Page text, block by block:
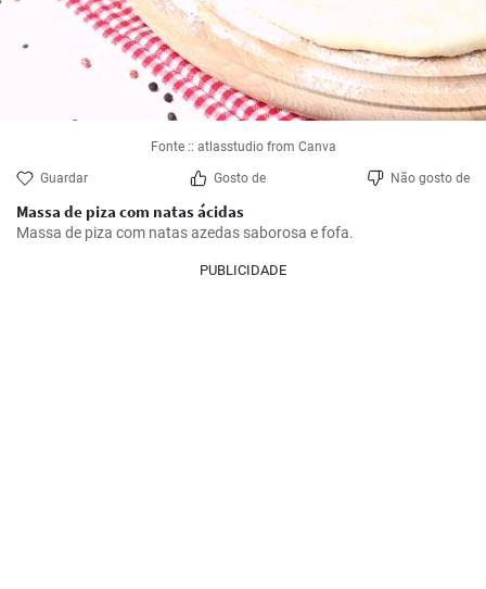
Fonte :: atlasstudio from Canva
Guardar Gosto de Não gosto de
Massa de piza com natas ácidas
Massa de piza com natas azedas saborosa e fofa.
PUBLICIDADE